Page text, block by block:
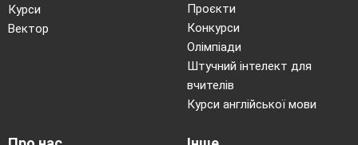
Курси
Вектор
Проєкти
Конкурси
Олімпіади
Штучний інтелект для
вчителів
Курси англійської мови